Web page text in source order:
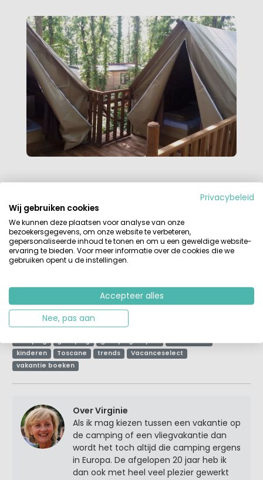
Wil je deze airdreamer boeken? De Airdreamer staat op 2
campings in Italië
Toscaneencamping Weekend aan het Gardameer
nu te boeken!
Deze Airdreamer is te zien op de vakantiebeurs, uiteraard
bekijken voor onze bezoekers!
Tags: 2017 accommodatie
camping
glamping glampingdorpen
huurtenten
kinderen
Toscane trends
Vacanceselect
vakantie boeken
Over Virginie
Als ik mag kiezen tussen een vakantie op
de camping of een vliegvakantie dan
wordt het toch altijd die camping ergens
in Europa. De afgelopen 20 jaar heb ik
dan ook met heel veel plezier gewerkt
Privacybeleid
Wij gebruiken cookies
We kunnen deze plaatsen voor analyse van onze
bezoekersgegevens, om onze website te verbeteren,
gepersonaliseerde inhoud te tonen en om u een geweldige website-
ervaring te bieden. Voor meer informatie over de cookies die we
gebruiken opent u de instellingen.
Accepteer alles
Nee, pas aan